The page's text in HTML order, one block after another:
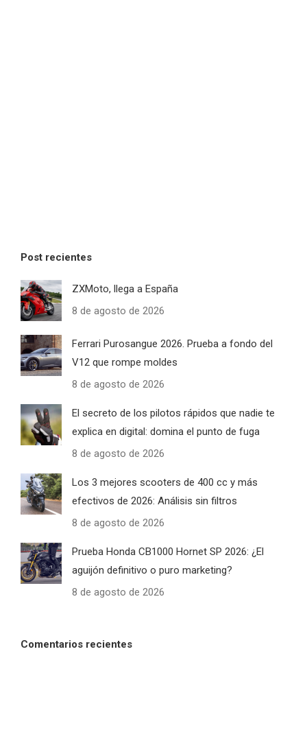
Post recientes
ZXMoto, llega a España
8 de agosto de 2026
Ferrari Purosangue 2026. Prueba a fondo del
V12 que rompe moldes
8 de agosto de 2026
El secreto de los pilotos rápidos que nadie te
explica en digital: domina el punto de fuga
8 de agosto de 2026
Los 3 mejores scooters de 400 cc y más
efectivos de 2026: Análisis sin filtros
8 de agosto de 2026
Prueba Honda CB1000 Hornet SP 2026: ¿El
aguijón definitivo o puro marketing?
8 de agosto de 2026
Comentarios recientes